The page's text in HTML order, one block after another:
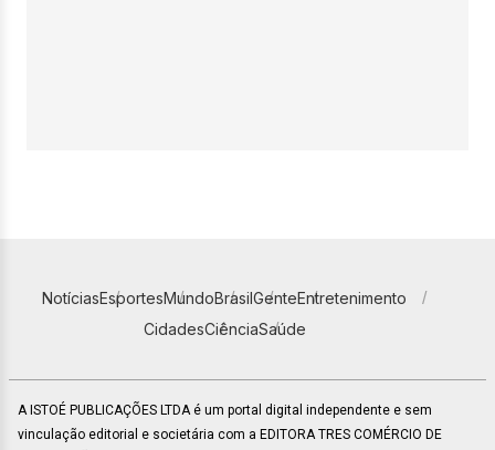
NotíciasEsportesMundoBrasilGenteEntretenimento
CidadesCiênciaSaúde
A ISTOÉ PUBLICAÇÕES LTDA é um portal digital independente e sem
vinculação editorial e societária com a EDITORA TRES COMÉRCIO DE